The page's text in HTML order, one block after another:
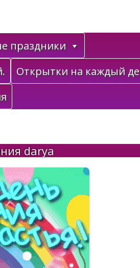
праздники
Открытки на каждый
darya